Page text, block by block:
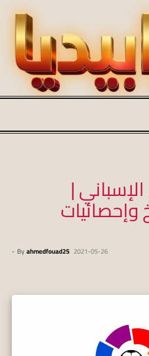
|
وإحصائيات
By ahmedfouad25
- 2021-05-26